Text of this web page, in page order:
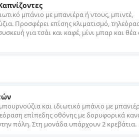
μπάνιο με μπανιέρα ή ντους, μπιντέ,
Προσφέρει επίσης κλιματισμό,
για τσάι και καφέ, μίνι μπαρ και θέα
και ιδιωτικό μπάνιο με
επίπεδης οθόνης με δορυφορικά
πόλη. Στη μονάδα υπάρχουν 2 κρεβάτια.